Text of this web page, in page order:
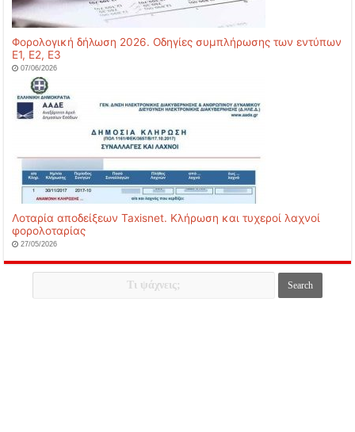
Φορολογική δήλωση 2026. Οδηγίες συμπλήρωσης των εντύπων
Ε1, Ε2, Ε3
07/06/2026
Λοταρία αποδείξεων Taxisnet. Κλήρωση και τυχεροί λαχνοί
φορολοταρίας
27/05/2026